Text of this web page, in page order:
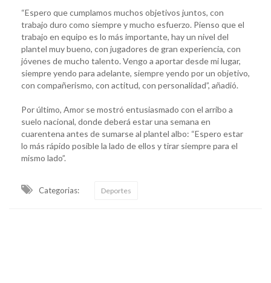
“Espero que cumplamos muchos objetivos juntos, con
trabajo duro como siempre y mucho esfuerzo. Pienso que el
trabajo en equipo es lo más importante, hay un nivel del
plantel muy bueno, con jugadores de gran experiencia, con
jóvenes de mucho talento. Vengo a aportar desde mi lugar,
siempre yendo para adelante, siempre yendo por un objetivo,
con compañerismo, con actitud, con personalidad”, añadió.
Por último, Amor se mostró entusiasmado con el arribo a
suelo nacional, donde deberá estar una semana en
cuarentena antes de sumarse al plantel albo: “Espero estar
lo más rápido posible la lado de ellos y tirar siempre para el
mismo lado”.
Categorias: Deportes